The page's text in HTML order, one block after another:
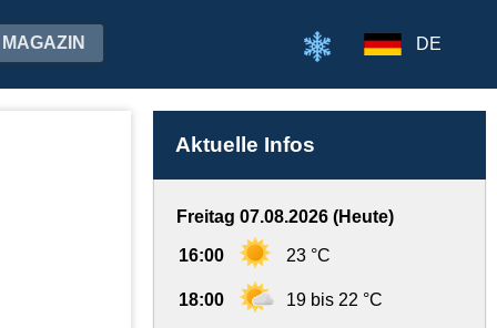
MAGAZIN DE
Aktuelle Infos
Freitag 07.08.2026 (Heute)
16:00 23 °C
18:00 19 bis 22 °C